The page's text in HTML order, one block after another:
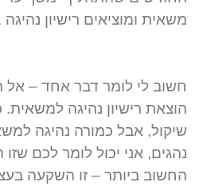
משאית ומוציאים רישיון נהיגה C1.
חשוב לי לומר דבר אחד –
הוצאת רישיון נהיגה
שיקול, אבל כמורה נהיגה
נהגים, אני יכול לומר לכם
החשוב ביותר – זו השקעה